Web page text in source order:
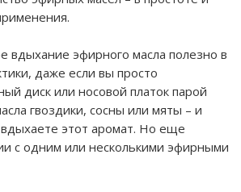
вдыхание эфирного масла полезно в
даже если вы просто
диск или носовой платок парой
гвоздики, сосны или мяты – и
этот аромат. Но еще
с одним или несколькими эфирными